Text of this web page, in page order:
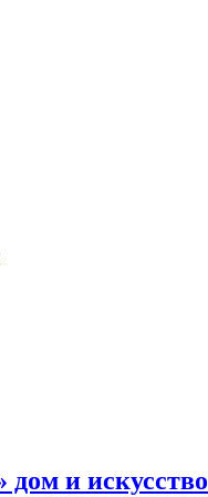
и искусство